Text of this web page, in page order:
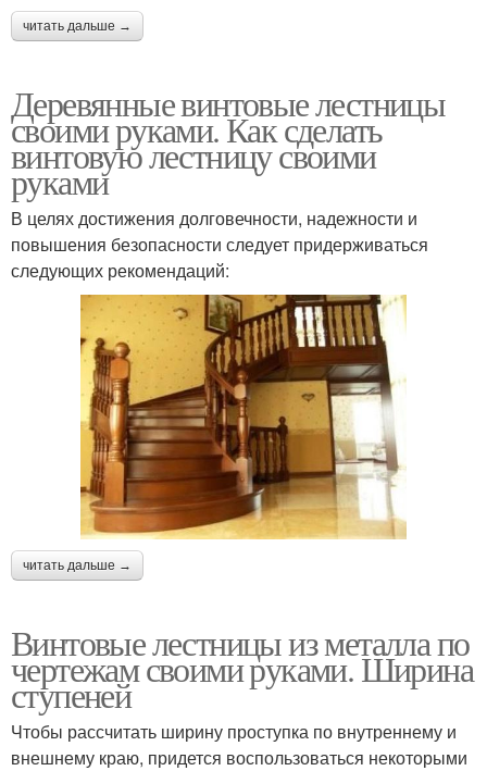
читать дальше →
Деревянные винтовые лестницы
своими руками. Как сделать
винтовую лестницу своими
руками
В целях достижения долговечности, надежности и
повышения безопасности следует придерживаться
следующих рекомендаций:
читать дальше →
Винтовые лестницы из металла по
чертежам своими руками. Ширина
ступеней
Чтобы рассчитать ширину проступка по внутреннему и
внешнему краю, придется воспользоваться некоторыми